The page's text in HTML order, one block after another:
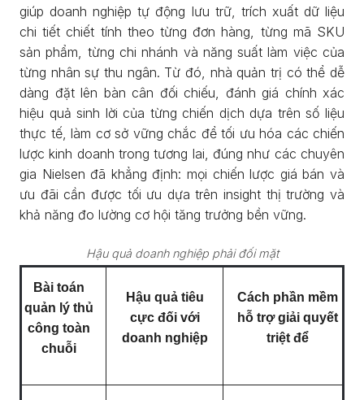
giúp doanh nghiệp tự động lưu trữ, trích xuất dữ liệu
chi tiết chiết tính theo từng đơn hàng, từng mã SKU
sản phẩm, từng chi nhánh và năng suất làm việc của
từng nhân sự thu ngân. Từ đó, nhà quản trị có thể dễ
dàng đặt lên bàn cân đối chiếu, đánh giá chính xác
hiệu quả sinh lời của từng chiến dịch dựa trên số liệu
thực tế, làm cơ sở vững chắc để tối ưu hóa các chiến
lược kinh doanh trong tương lai, đúng như các chuyên
gia Nielsen đã khẳng định: mọi chiến lược giá bán và
ưu đãi cần được tối ưu dựa trên insight thị trường và
khả năng đo lường cơ hội tăng trưởng bền vững.
Hậu quả doanh nghiệp phải đối mặt
Bài toán
quản lý thủ
công toàn
chuỗi
Hậu quả tiêu
cực đối với
doanh nghiệp
Cách phần mềm
hỗ trợ giải quyết
triệt để